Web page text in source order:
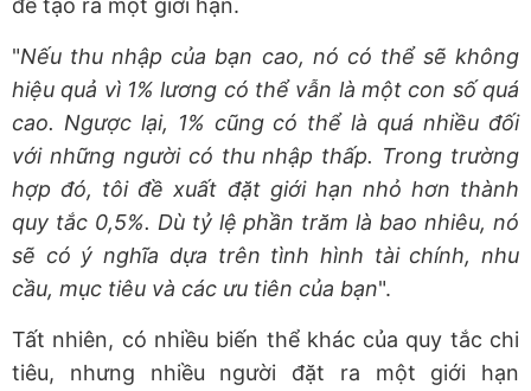
"Nếu thu nhập của bạn cao, nó có thể sẽ không
hiệu quả vì 1% lương có thể vẫn là một con số quá
cao. Ngược lại, 1% cũng có thể là quá nhiều đối
với những người có thu nhập thấp. Trong trường
hợp đó, tôi đề xuất đặt giới hạn nhỏ hơn thành
quy tắc 0,5%. Dù tỷ lệ phần trăm là bao nhiêu, nó
sẽ có ý nghĩa dựa trên tình hình tài chính, nhu
cầu, mục tiêu và các ưu tiên của bạn".
Tất nhiên, có nhiều biến thể khác của quy tắc chi
tiêu, nhưng nhiều người đặt ra một giới hạn